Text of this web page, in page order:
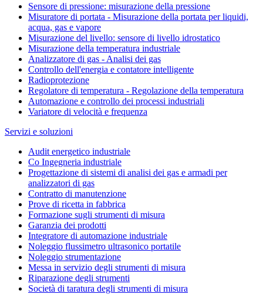
Sensore di pressione: misurazione della pressione
Misuratore di portata - Misurazione della portata per liquidi,
acqua, gas e vapore
Misurazione del livello: sensore di livello idrostatico
Misurazione della temperatura industriale
Analizzatore di gas - Analisi dei gas
Controllo dell'energia e contatore intelligente
Radioprotezione
Regolatore di temperatura - Regolazione della temperatura
Automazione e controllo dei processi industriali
Variatore di velocità e frequenza
Servizi e soluzioni
Audit energetico industriale
Co Ingegneria industriale
Progettazione di sistemi di analisi dei gas e armadi per
analizzatori di gas
Contratto di manutenzione
Prove di ricetta in fabbrica
Formazione sugli strumenti di misura
Garanzia dei prodotti
Integratore di automazione industriale
Noleggio flussimetro ultrasonico portatile
Noleggio strumentazione
Messa in servizio degli strumenti di misura
Riparazione degli strumenti
Società di taratura degli strumenti di misura